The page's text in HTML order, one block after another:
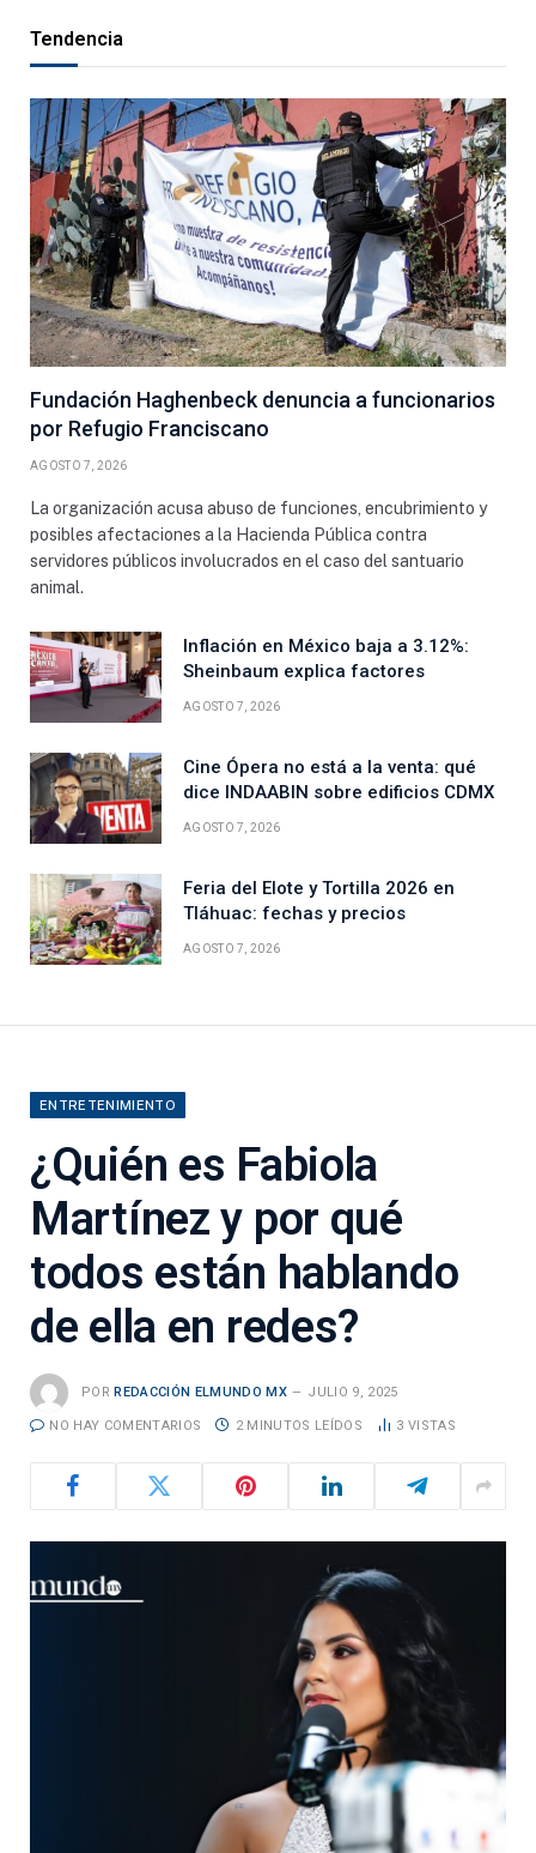
Tendencia
Fundación Haghenbeck denuncia a funcionarios
por Refugio Franciscano
AGOSTO 7, 2026
La organización acusa abuso de funciones, encubrimiento y
posibles afectaciones a la Hacienda Pública contra
servidores públicos involucrados en el caso del santuario
animal.
Inflación en México baja a 3.12%:
Sheinbaum explica factores
AGOSTO 7, 2026
Cine Ópera no está a la venta: qué
dice INDAABIN sobre edificios CDMX
AGOSTO 7, 2026
Feria del Elote y Tortilla 2026 en
Tláhuac: fechas y precios
AGOSTO 7, 2026
ENTRETENIMIENTO
¿Quién es Fabiola
Martínez y por qué
todos están hablando
de ella en redes?
POR REDACCIÓN ELMUNDO MX JULIO 9, 2025
NO HAY COMENTARIOS 2 MINUTOS LEÍDOS 3 VISTAS